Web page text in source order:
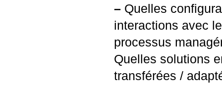
– Quelles
interactions avec
processus
Quelles solutions
transférées /